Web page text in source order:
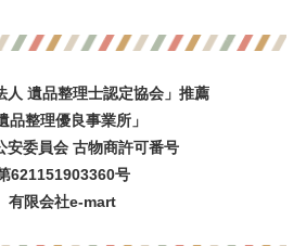
人 遺品整理士認定協会」推薦
品整理優良事業所」
安委員会 古物商許可番号
621151903360号
有限会社e-mart